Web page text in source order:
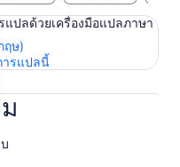
แปลด้วยเครื่องมือแปลภาษา
ฤษ)
ารแปลนี้
แท็บ